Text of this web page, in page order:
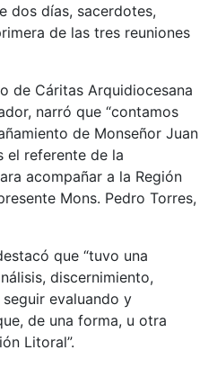
dos días, sacerdotes,
de las tres reuniones
de Cáritas Arquidiocesana
narró que “contamos
de Monseñor Juan
el referente de la
acompañar a la Región
Mons. Pedro Torres,
que “tuvo una
discernimiento,
evaluando y
de una forma, u otra
Litoral”.